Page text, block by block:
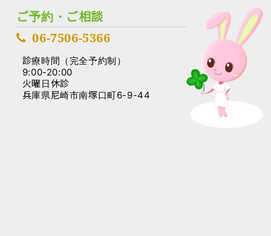
ご予約・ご相談
06-7506-5366
診療時間（完全予約制）
9:00-20:00
火曜日休診
兵庫県尼崎市南塚口町6-9-44